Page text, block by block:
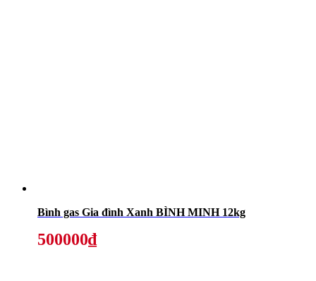
Bình gas Gia đình Xanh BÌNH MINH 12kg
500000₫